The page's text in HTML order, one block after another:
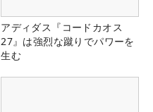
アディダス『コードカオス
27』は強烈な蹴りでパワーを
生む